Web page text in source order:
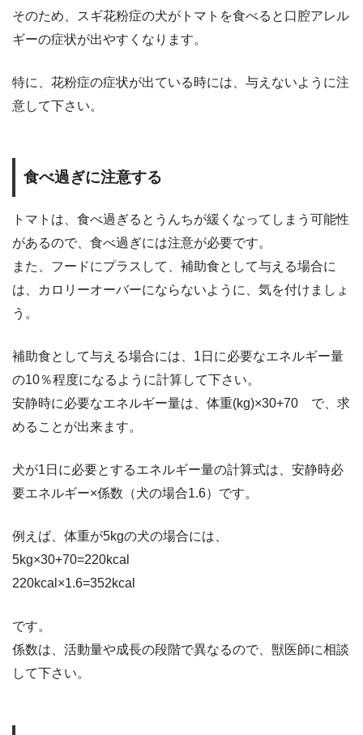
そのため、スギ花粉症の犬がトマトを食べると口腔アレル
ギーの症状が出やすくなります。
特に、花粉症の症状が出ている時には、与えないように注
意して下さい。
食べ過ぎに注意する
トマトは、食べ過ぎるとうんちが緩くなってしまう可能性
があるので、食べ過ぎには注意が必要です。
また、フードにプラスして、補助食として与える場合に
は、カロリーオーバーにならないように、気を付けましょ
う。
補助食として与える場合には、1日に必要なエネルギー量
の10％程度になるように計算して下さい。
安静時に必要なエネルギー量は、体重(kg)×30+70 で、求
めることが出来ます。
犬が1日に必要とするエネルギー量の計算式は、安静時必
要エネルギー×係数（犬の場合1.6）です。
例えば、体重が5kgの犬の場合には、
5kg×30+70=220kcal
220kcal×1.6=352kcal
です。
係数は、活動量や成長の段階で異なるので、獣医師に相談
して下さい。